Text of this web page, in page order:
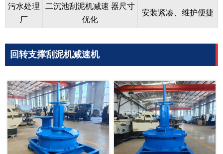
污水处理
厂
二沉池刮泥机减速 器尺寸
优化
安装紧凑、维护便捷
回转支撑刮泥机减速机